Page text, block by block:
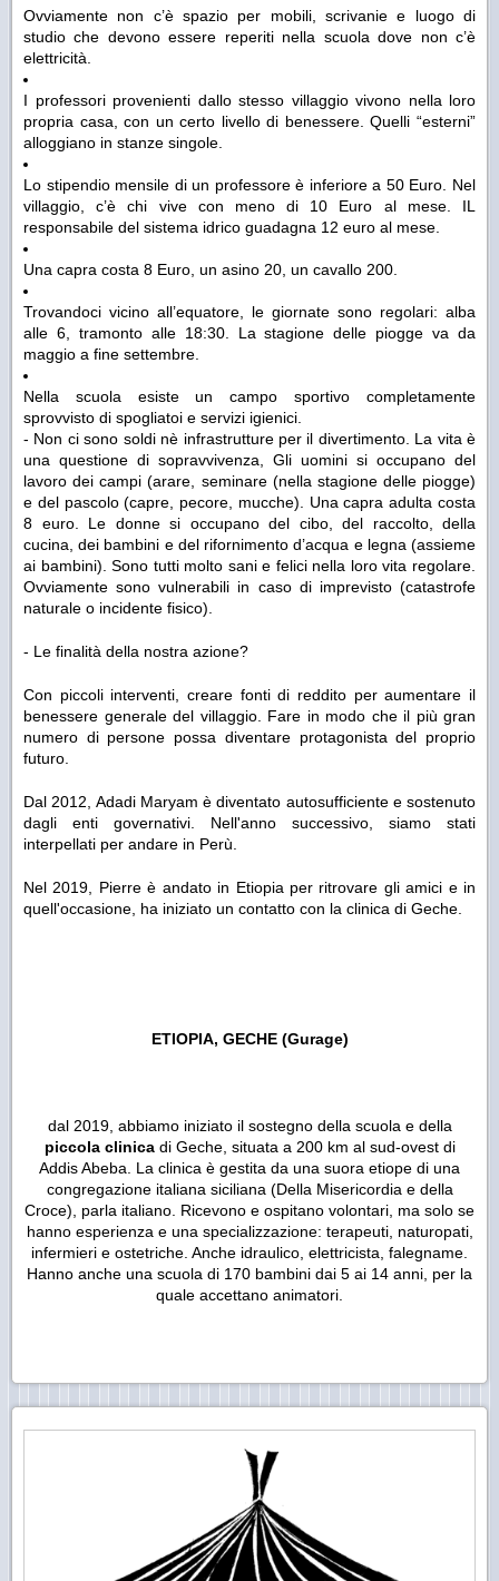
Ovviamente non c’è spazio per mobili, scrivanie e luogo di
studio che devono essere reperiti nella scuola dove non c’è
elettricità.
I professori provenienti dallo stesso villaggio vivono nella loro
propria casa, con un certo livello di benessere. Quelli “esterni”
alloggiano in stanze singole.
Lo stipendio mensile di un professore è inferiore a 50 Euro. Nel
villaggio, c’è chi vive con meno di 10 Euro al mese. IL
responsabile del sistema idrico guadagna 12 euro al mese.
Una capra costa 8 Euro, un asino 20, un cavallo 200.
Trovandoci vicino all’equatore, le giornate sono regolari: alba
alle 6, tramonto alle 18:30. La stagione delle piogge va da
maggio a fine settembre.
Nella scuola esiste un campo sportivo completamente
sprovvisto di spogliatoi e servizi igienici.
- Non ci sono soldi nè infrastrutture per il divertimento. La vita è
una questione di sopravvivenza, Gli uomini si occupano del
lavoro dei campi (arare, seminare (nella stagione delle piogge)
e del pascolo (capre, pecore, mucche). Una capra adulta costa
8 euro. Le donne si occupano del cibo, del raccolto, della
cucina, dei bambini e del rifornimento d’acqua e legna (assieme
ai bambini). Sono tutti molto sani e felici nella loro vita regolare.
Ovviamente sono vulnerabili in caso di imprevisto (catastrofe
naturale o incidente fisico).
- Le finalità della nostra azione?
Con piccoli interventi, creare fonti di reddito per aumentare il
benessere generale del villaggio. Fare in modo che il più gran
numero di persone possa diventare protagonista del proprio
futuro.
Dal 2012, Adadi Maryam è diventato autosufficiente e sostenuto
dagli enti governativi. Nell'anno successivo, siamo stati
interpellati per andare in Perù.
Nel 2019, Pierre è andato in Etiopia per ritrovare gli amici e in
quell'occasione, ha iniziato un contatto con la clinica di Geche.
ETIOPIA, GECHE (Gurage)
dal 2019, abbiamo iniziato il sostegno della scuola e della
piccola clinicadi Geche, situata a 200 km al sud-ovest di
Addis Abeba. La clinica è gestita da una suora etiope di una
congregazione italiana siciliana (Della Misericordia e della
Croce), parla italiano. Ricevono e ospitano volontari, ma solo se
hanno esperienza e una specializzazione: terapeuti, naturopati,
infermieri e ostetriche. Anche idraulico, elettricista, falegname.
Hanno anche una scuola di 170 bambini dai 5 ai 14 anni, per la
quale accettano animatori.